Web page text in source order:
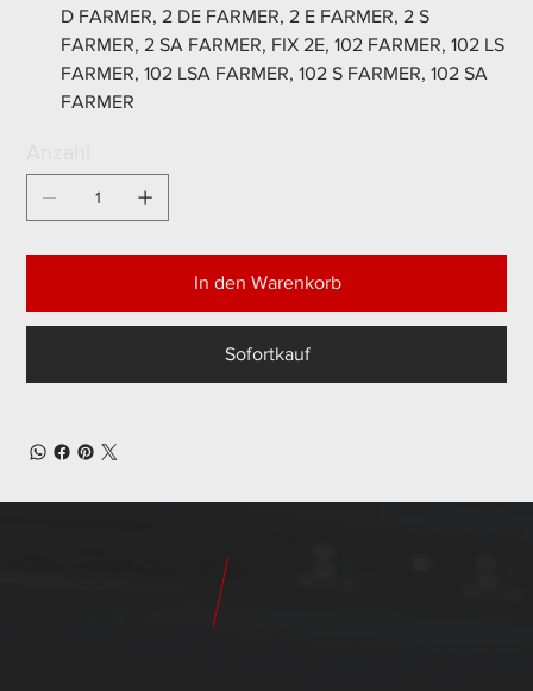
D FARMER, 2 DE FARMER, 2 E FARMER, 2 S
FARMER, 2 SA FARMER, FIX 2E, 102 FARMER, 102 LS
FARMER, 102 LSA FARMER, 102 S FARMER, 102 SA
FARMER
In den Warenkorb
Sofortkauf